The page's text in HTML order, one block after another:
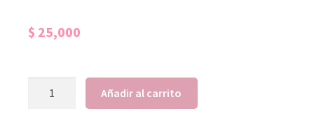
$ 25,000
Añadir al carrito